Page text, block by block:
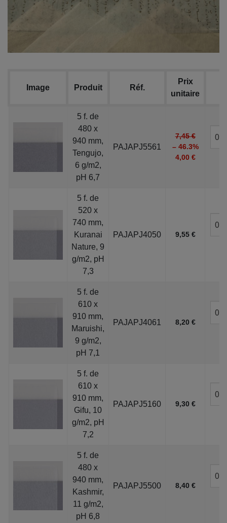
Image Produit Réf.
Prix
unitaire
5 f. de
480 x
940 mm,
Tengujo,
6 g/m2,
pH 6,7
PAJAPJ5561
7,45 €
– 46.3%
4,00 €
5 f. de
520 x
740 mm,
Kuranai
Nature, 9
g/m2, pH
7,3
PAJAPJ4050 9,55 €
5 f. de
610 x
910 mm,
Maruishi,
9 g/m2,
pH 7,1
PAJAPJ4061 8,20 €
5 f. de
610 x
910 mm,
Gifu, 10
g/m2, pH
7,2
PAJAPJ5160 9,30 €
5 f. de
480 x
940 mm,
Kashmir,
11 g/m2,
pH 6,8
PAJAPJ5500 8,40 €